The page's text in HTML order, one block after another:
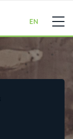
EN